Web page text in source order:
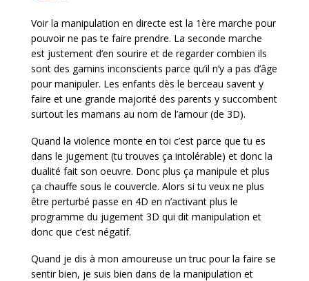
Voir la manipulation en directe est la 1ère marche pour
pouvoir ne pas te faire prendre. La seconde marche
est justement d’en sourire et de regarder combien ils
sont des gamins inconscients parce qu’il n’y a pas d’âge
pour manipuler. Les enfants dès le berceau savent y
faire et une grande majorité des parents y succombent
surtout les mamans au nom de l’amour (de 3D).
Quand la violence monte en toi c’est parce que tu es
dans le jugement (tu trouves ça intolérable) et donc la
dualité fait son oeuvre. Donc plus ça manipule et plus
ça chauffe sous le couvercle. Alors si tu veux ne plus
être perturbé passe en 4D en n’activant plus le
programme du jugement 3D qui dit manipulation et
donc que c’est négatif.
Quand je dis à mon amoureuse un truc pour la faire se
sentir bien, je suis bien dans de la manipulation et